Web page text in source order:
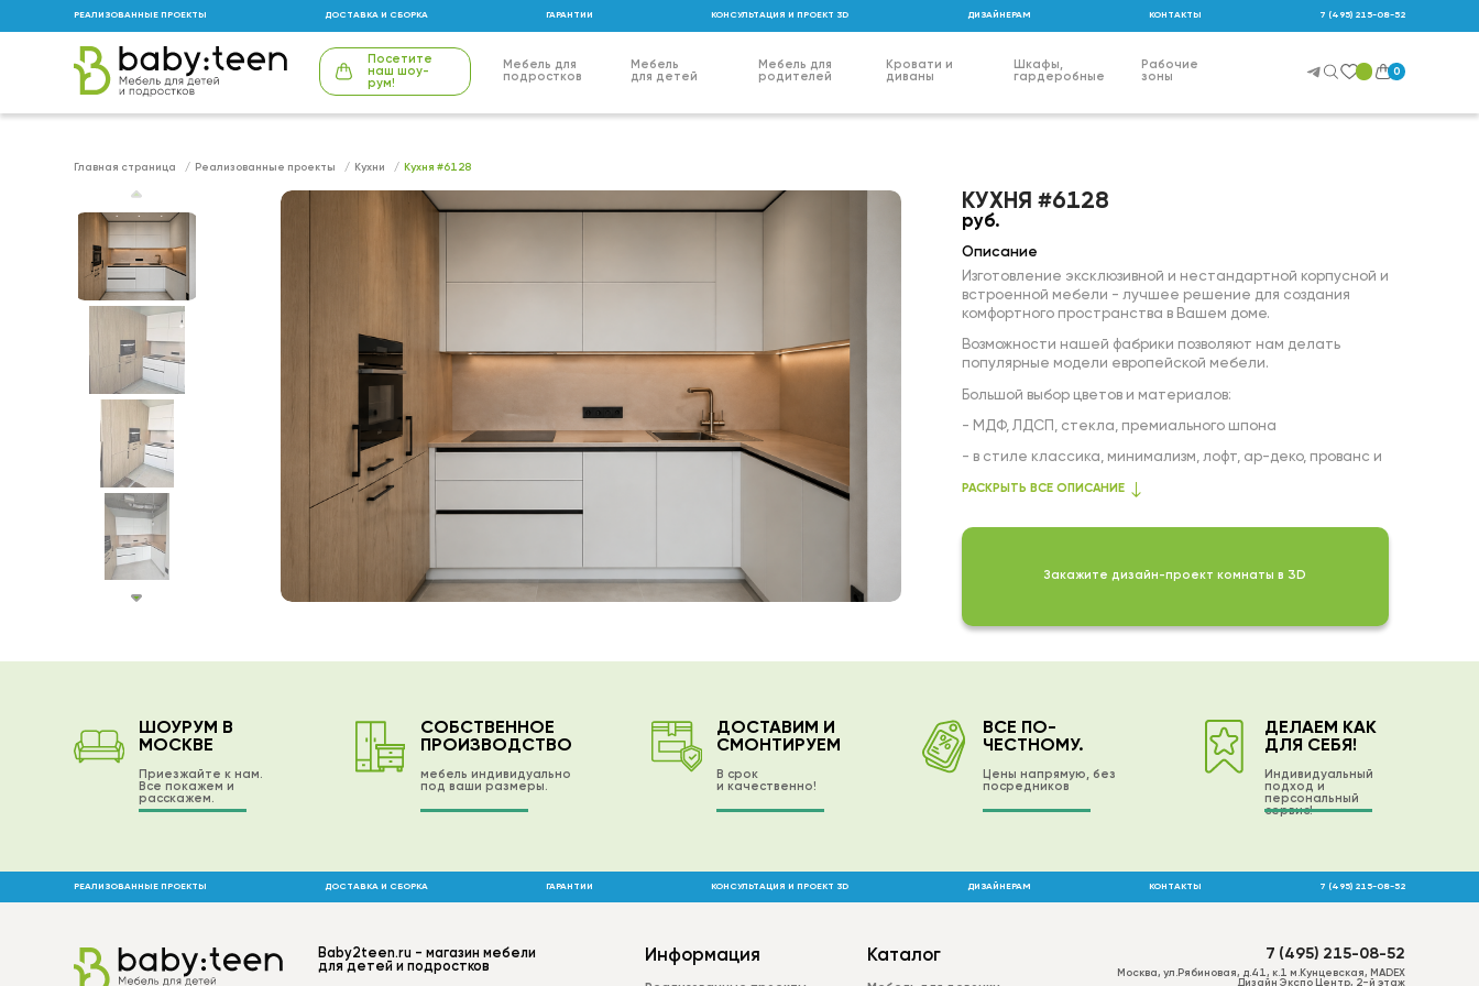
РЕАЛИЗОВАННЫЕ ПРОЕКТЫ ДОСТАВКА И СБОРКА ГАРАНТИИ КОНСУЛЬТАЦИЯ И ПРОЕКТ 3D ДИЗАЙНЕРАМ КОНТАКТЫ 7 (495) 215-08-52
Посетите
наш шоу-
рум!
Мебель для
подростков
Мебель
для детей
Мебель для
родителей
Кровати и
диваны
Шкафы,
гардеробные
Рабочие
зоны
0
Главная страница Реализованные проекты Кухни Кухня #6128
КУХНЯ #6128
руб.
Описание
Изготовление эксклюзивной и нестандартной корпусной и
встроенной мебели - лучшее решение для создания
комфортного пространства в Вашем доме.
Возможности нашей фабрики позволяют нам делать
популярные модели европейской мебели.
Большой выбор цветов и материалов:
- МДФ, ЛДСП, стекла, премиального шпона
- в стиле классика, минимализм, лофт, ар-деко, прованс и
При желании вы можете доверить нам комплексную
размерам.
РАСКРЫТЬ ВСЕ ОПИСАНИЕ
Закажите дизайн-проект комнаты в 3D
ШОУРУМ В
МОСКВЕ
Приезжайте к нам.
Все покажем и
расскажем.
СОБСТВЕННОЕ
ПРОИЗВОДСТВО
мебель индивидуально
под ваши размеры.
ДОСТАВИМ И
СМОНТИРУЕМ
В срок
и качественно!
ВСЁ ПО-
ЧЕСТНОМУ.
Цены напрямую, без
посредников
ДЕЛАЕМ КАК
ДЛЯ СЕБЯ!
Индивидуальный
подход и
персональный
сервис!
РЕАЛИЗОВАННЫЕ ПРОЕКТЫ ДОСТАВКА И СБОРКА ГАРАНТИИ КОНСУЛЬТАЦИЯ И ПРОЕКТ 3D ДИЗАЙНЕРАМ КОНТАКТЫ 7 (495) 215-08-52
Baby2teen.ru - магазин мебели
для детей и подростков
Информация Каталог 7 (495) 215-08-52
Москва, ул.Рябиновая, д.41, к.1 м.Кунцевская, MADEX
Дизайн Экспо Центр, 2-й этаж